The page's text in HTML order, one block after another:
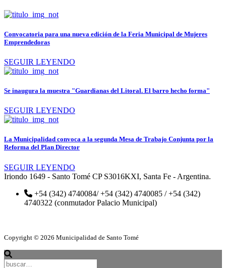
Convocatoria para una nueva edición de la Feria Municipal de Mujeres
Emprendedoras
SEGUIR LEYENDO
Se inaugura la muestra "Guardianas del Litoral. El barro hecho forma"
SEGUIR LEYENDO
La Municipalidad convoca a la segunda Mesa de Trabajo Conjunta por la
Reforma del Plan Director
SEGUIR LEYENDO
Iriondo 1649 - Santo Tomé CP S3016KXI, Santa Fe - Argentina.
+54 (342) 4740084/ +54 (342) 4740085 / +54 (342)
4740322 (conmutador Palacio Municipal)
Copyright © 2026 Municipalidad de Santo Tomé